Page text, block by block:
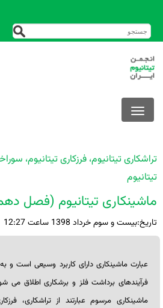
تراشکاری تیتانیوم، فرزکاری تیتانیوم،
تیتانیوم
ماشینکاری تیتانیوم (فصل
تاريخ:بيست و سوم خرداد 1398 ساعت 12:27
عبارت ماشین­کاری دارای کاربرد وسیعی است و
فرآیندهای برداشت فلز و برشکاری اطلاق می­
ماشین­کاری مرسوم عبارتند از تراشکاری،